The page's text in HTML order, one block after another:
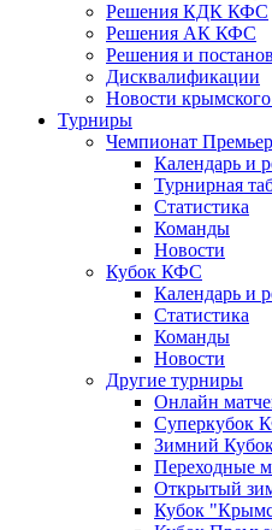
Решения КДК КФС
Решения АК КФС
Решения и
Дисквалификации
Новости
Турниры
Чемпионат
Календарь и
Турнирная
Статистика
Команды
Новости
Кубок КФС
Календарь и
Статистика
Команды
Новости
Другие турниры
Онлайн
Суперкубок
Зимний
Переходные
Открытый
Кубок